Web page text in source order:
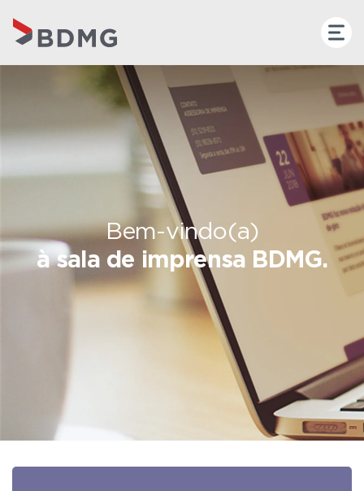
Bem-vindo(a)
à sala de imprensa BDMG.